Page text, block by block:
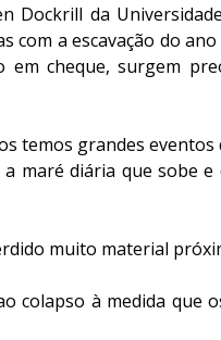
Dockrill da
com a escavação do
em cheque, surgem
temos grandes
maré diária que sobe
muito material
colapso à medida que